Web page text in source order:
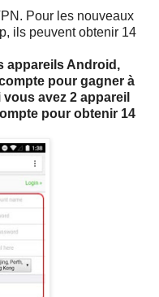
Pour les nouveaux
ils peuvent obtenir 14
appareils Android,
pour gagner à
avez 2 appareil
pour obtenir 14